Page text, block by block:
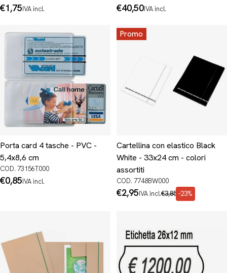
Prezzo
€1,75IVA incl.
Prezzo
€40,50IVA incl.
Porta card 4 tasche - PVC -
5,4x8,6 cm
COD. 73156T000
Prezzo
€0,85IVA incl.
Promo
Cartellina con elastico Black
White - 33x24 cm - colori
assortiti
COD. 7748BW000
Prezzo
€2,95IVA incl.
Prezzo
€3,85 -23%